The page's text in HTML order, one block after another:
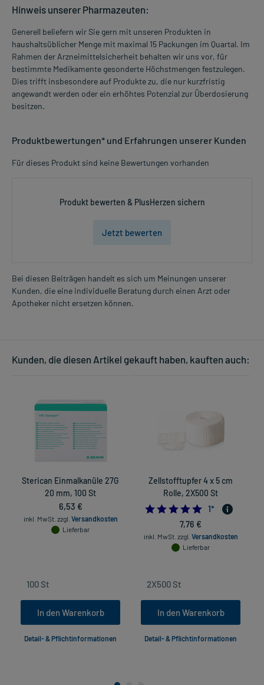
Hinweis unserer Pharmazeuten:
Generell beliefern wir Sie gern mit unseren Produkten in
haushaltsüblicher Menge mit maximal 15 Packungen im Quartal. Im
Rahmen der Arzneimittelsicherheit behalten wir uns vor, für
bestimmte Medikamente gesonderte Höchstmengen festzulegen.
Dies trifft insbesondere auf Produkte zu, die nur kurzfristig
angewandt werden oder ein erhöhtes Potenzial zur Überdosierung
besitzen.
Produktbewertungen* und Erfahrungen unserer Kunden
Für dieses Produkt sind keine Bewertungen vorhanden
Produkt bewerten & PlusHerzen sichern
Jetzt bewerten
Bei diesen Beiträgen handelt es sich um Meinungen unserer
Kunden, die eine individuelle Beratung durch einen Arzt oder
Apotheker nicht ersetzen können.
Kunden, die diesen Artikel gekauft haben, kauften auch:
Sterican Einmalkanüle 27G
20 mm, 100 St
6,53 €
inkl. MwSt. zzgl. Versandkosten
Lieferbar
In den Warenkorb
Detail- & Pflichtinformationen
Zellstofftupfer 4 x 5 cm
Rolle, 2X500 St
5.0
1*
7,76 €
inkl. MwSt. zzgl. Versandkosten
Lieferbar
In den Warenkorb
Detail- & Pflichtinformationen